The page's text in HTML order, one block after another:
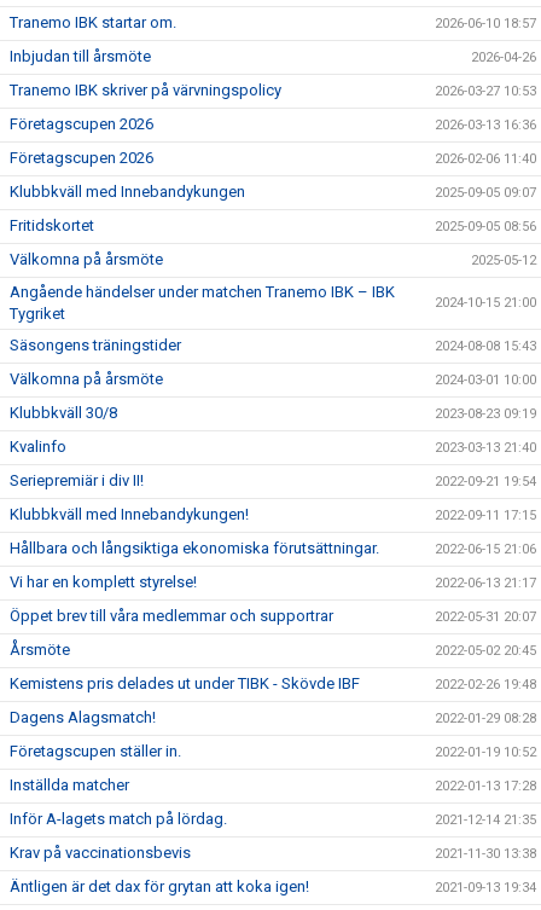
FÖRETAGSCUPEN 2026
SCHEMAN
FÖRENINGSKLÄDER-INNEBANDYKUNGEN
FÖRENINGSDOMARE
Tranemo IBK startar om. 2026-06-10 18:57
Inbjudan till årsmöte 2026-04-26
Tranemo IBK skriver på värvningspolicy 2026-03-27 10:53
Företagscupen 2026 2026-03-13 16:36
Företagscupen 2026 2026-02-06 11:40
Klubbkväll med Innebandykungen 2025-09-05 09:07
Fritidskortet 2025-09-05 08:56
Välkomna på årsmöte 2025-05-12
Angående händelser under matchen Tranemo IBK – IBK
Tygriket
2024-10-15 21:00
Säsongens träningstider 2024-08-08 15:43
Välkomna på årsmöte 2024-03-01 10:00
Klubbkväll 30/8 2023-08-23 09:19
Kvalinfo 2023-03-13 21:40
Seriepremiär i div II! 2022-09-21 19:54
Klubbkväll med Innebandykungen! 2022-09-11 17:15
Hållbara och långsiktiga ekonomiska förutsättningar. 2022-06-15 21:06
Vi har en komplett styrelse! 2022-06-13 21:17
Öppet brev till våra medlemmar och supportrar 2022-05-31 20:07
Årsmöte 2022-05-02 20:45
Kemistens pris delades ut under TIBK - Skövde IBF 2022-02-26 19:48
Dagens Alagsmatch! 2022-01-29 08:28
Företagscupen ställer in. 2022-01-19 10:52
Inställda matcher 2022-01-13 17:28
Inför A-lagets match på lördag. 2021-12-14 21:35
Krav på vaccinationsbevis 2021-11-30 13:38
Äntligen är det dax för grytan att koka igen! 2021-09-13 19:34